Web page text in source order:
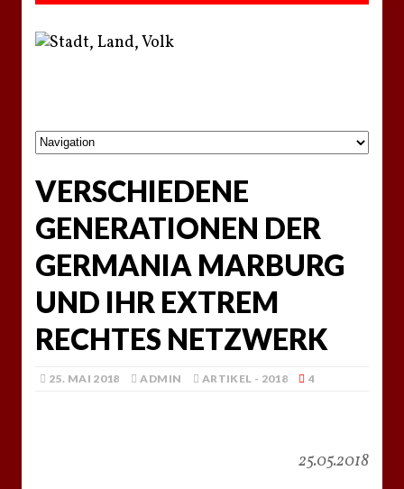
VERSCHIEDENE
GENERATIONEN DER
GERMANIA MARBURG
UND IHR EXTREM
RECHTES NETZWERK
25. MAI 2018 ADMIN ARTIKEL - 2018 4
25.05.2018